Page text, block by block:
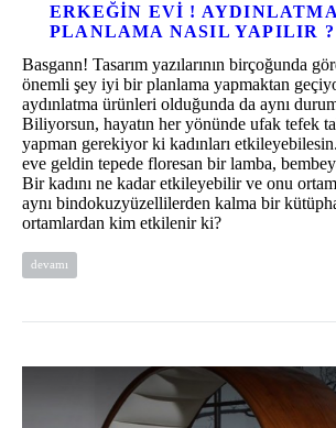
ERKEĞIN EVI !
PLANLAMA NASIL YAPILIR ?
Basgann! Tasarım yazılarının birçoğunda
önemli şey iyi bir planlama yapmaktan
aydınlatma ürünleri olduğunda da aynı
Biliyorsun, hayatın her yönünde ufak tefek
yapman gerekiyor ki kadınları
eve geldin tepede floresan bir lamba,
Bir kadını ne kadar etkileyebilir ve onu
aynı bindokuzyüzellilerden kalma bir
ortamlardan kim etkilenir ki?
devamı